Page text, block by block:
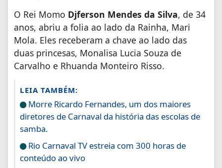
O Rei Momo Djferson Mendes da Silva, de 34
anos, abriu a folia ao lado da Rainha, Mari
Mola. Eles receberam a chave ao lado das
duas princesas, Monalisa Lucia Souza de
Carvalho e Rhuanda Monteiro Risso.
LEIA TAMBÉM:
Morre Ricardo Fernandes, um dos maiores
diretores de Carnaval da história das escolas de
samba.
Rio Carnaval TV estreia com 300 horas de
conteúdo ao vivo